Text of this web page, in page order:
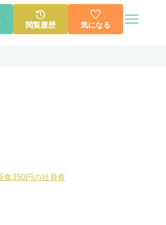

閲覧履歴

気になる 
食350円の社員食